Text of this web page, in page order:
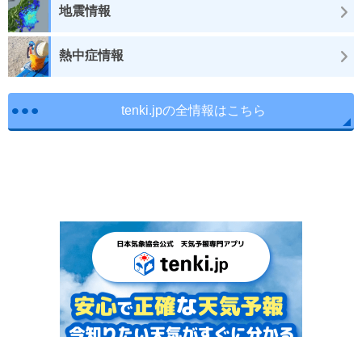
地震情報
熱中症情報
tenki.jpの全情報はこちら